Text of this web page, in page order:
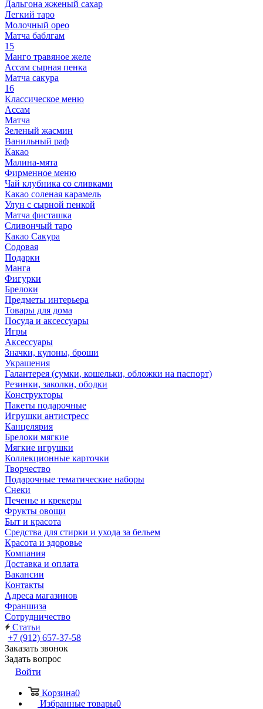
Дальгона жженый сахар
Легкий таро
Молочный орео
Матча баблгам
15
Манго травяное желе
Ассам сырная пенка
Матча сакура
16
Классическое меню
Ассам
Матча
Зеленый жасмин
Ванильный раф
Какао
Малина-мята
Фирменное меню
Чай клубника со сливками
Какао соленая карамель
Улун с сырной пенкой
Матча фисташка
Сливончый таро
Какао Сакура
Содовая
Подарки
Манга
Фигурки
Брелоки
Предметы интерьера
Товары для дома
Посуда и аксессуары
Игры
Аксессуары
Значки, кулоны, броши
Украшения
Галантерея (сумки, кошельки, обложки на паспорт)
Резинки, заколки, ободки
Конструкторы
Пакеты подарочные
Игрушки антистресс
Канцелярия
Брелоки мягкие
Мягкие игрушки
Коллекционные карточки
Творчество
Подарочные тематические наборы
Снеки
Печенье и крекеры
Фрукты овощи
Быт и красота
Средства для стирки и ухода за бельем
Красота и здоровье
Компания
Доставка и оплата
Вакансии
Контакты
Адреса магазинов
Франшиза
Сотрудничество
Статьи
+7 (912) 657-37-58
Заказать звонок
Задать вопрос
Войти
Корзина0
Избранные товары0